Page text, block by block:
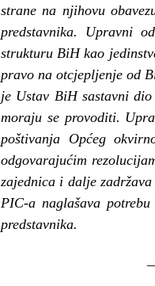
strane na njihovu
predstavnika. Upravni
strukturu BiH kao
pravo na otcjepljenje od
je Ustav BiH sastavni
moraju se provoditi.
poštivanja Općeg
odgovarajućim
zajednica i dalje
PIC-a naglašava
predstavnika.